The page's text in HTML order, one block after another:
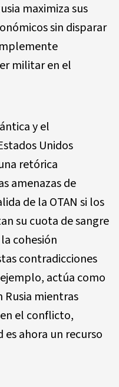
maximiza sus
sin disparar
militar en el
y el
Unidos
retórica
amenazas de
de la OTAN si los
su cuota de sangre
cohesión
contradicciones
actúa como
mientras
el conflicto,
ahora un recurso